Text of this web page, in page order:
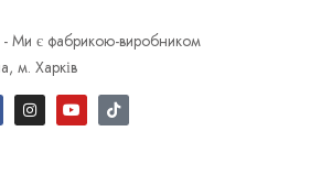
- Ми є фабрикою-виробником
м. Харків